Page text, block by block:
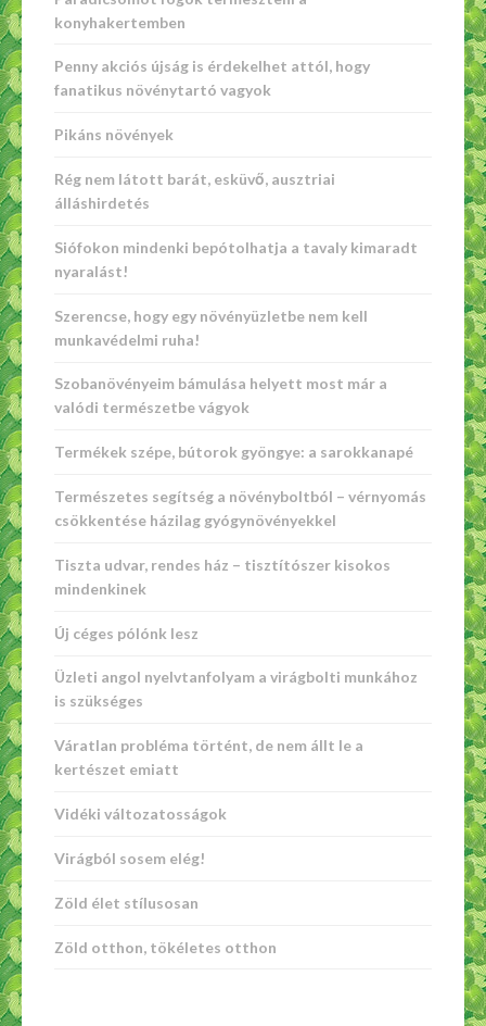
konyhakertemben
Penny akciós újság is érdekelhet attól, hogy
fanatikus növénytartó vagyok
Pikáns növények
Rég nem látott barát, esküvő, ausztriai
álláshirdetés
Siófokon mindenki bepótolhatja a tavaly kimaradt
nyaralást!
Szerencse, hogy egy növényüzletbe nem kell
munkavédelmi ruha!
Szobanövényeim bámulása helyett most már a
valódi természetbe vágyok
Termékek szépe, bútorok gyöngye: a sarokkanapé
Természetes segítség a növényboltból – vérnyomás
csökkentése házilag gyógynövényekkel
Tiszta udvar, rendes ház – tisztítószer kisokos
mindenkinek
Új céges pólónk lesz
Üzleti angol nyelvtanfolyam a virágbolti munkához
is szükséges
Váratlan probléma történt, de nem állt le a
kertészet emiatt
Vidéki változatosságok
Virágból sosem elég!
Zöld élet stílusosan
Zöld otthon, tökéletes otthon